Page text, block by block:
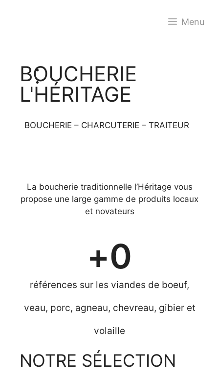
Menu
BOUCHERIE
L'HÉRITAGE
BOUCHERIE – CHARCUTERIE – TRAITEUR
La boucherie traditionnelle l’Héritage vous
propose une large gamme de produits locaux
et novateurs
+0
références sur les viandes de boeuf,
veau, porc, agneau, chevreau, gibier et
volaille
NOTRE SÉLECTION